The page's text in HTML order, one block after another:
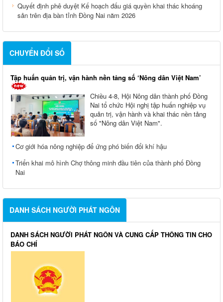
Quyết định phê duyệt Kế hoạch đấu giá quyền khai thác khoáng
sản trên địa bàn tỉnh Đồng Nai năm 2026
CHUYỂN ĐỔI SỐ
Tập huấn quản trị, vận hành nền tảng số ‘Nông dân Việt Nam’
Chiều 4-8, Hội Nông dân thành phố Đồng
Nai tổ chức Hội nghị tập huấn nghiệp vụ
quản trị, vận hành và khai thác nền tảng
số "Nông dân Việt Nam".
Cơ giới hóa nông nghiệp để ứng phó biến đổi khí hậu
Triển khai mô hình Chợ thông minh đầu tiên của thành phố Đồng
Nai
DANH SÁCH NGƯỜI PHÁT NGÔN
DANH SÁCH NGƯỜI PHÁT NGÔN VÀ CUNG CẤP THÔNG TIN CHO
BÁO CHÍ